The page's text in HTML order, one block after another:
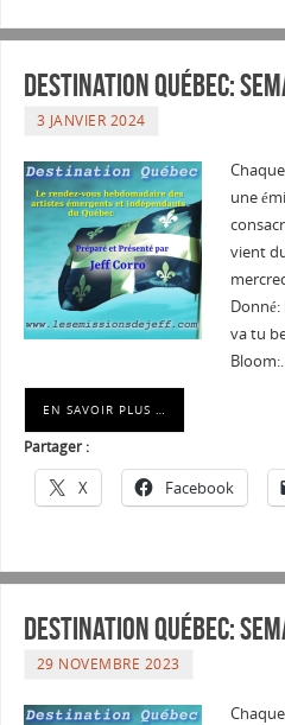
Destination Québec:
3 JANVIER 2024
une
vient
Donné:
va tu
EN SAVOIR PLUS …
Partager :
X Facebook
Destination Québec:
29 NOVEMBRE 2023